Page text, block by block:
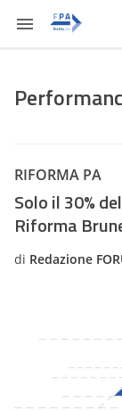
RIFORMA PA
Solo il 30%
Riforma
di Redazione